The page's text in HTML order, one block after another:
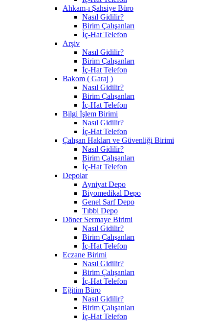
Ahkam-ı Şahsiye Büro
Nasıl Gidilir?
Birim Çalışanları
İç-Hat Telefon
Arşiv
Nasıl Gidilir?
Birim Çalışanları
İç-Hat Telefon
Bakom ( Garaj )
Nasıl Gidilir?
Birim Çalışanları
İç-Hat Telefon
Bilgi İşlem Birimi
Nasıl Gidilir?
İç-Hat Telefon
Çalışan Hakları ve Güvenliği Birimi
Nasıl Gidilir?
Birim Çalışanları
İç-Hat Telefon
Depolar
Ayniyat Depo
Biyomedikal Depo
Genel Sarf Depo
Tıbbi Depo
Döner Sermaye Birimi
Nasıl Gidilir?
Birim Çalışanları
İç-Hat Telefon
Eczane Birimi
Nasıl Gidilir?
Birim Çalışanları
İç-Hat Telefon
Eğitim Büro
Nasıl Gidilir?
Birim Çalışanları
İç-Hat Telefon